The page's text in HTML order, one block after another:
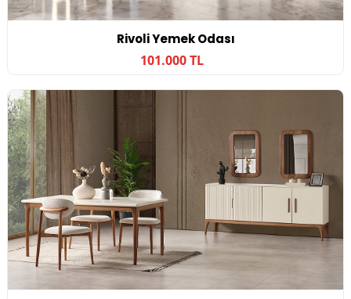
Rivoli Yemek Odası
101.000 TL